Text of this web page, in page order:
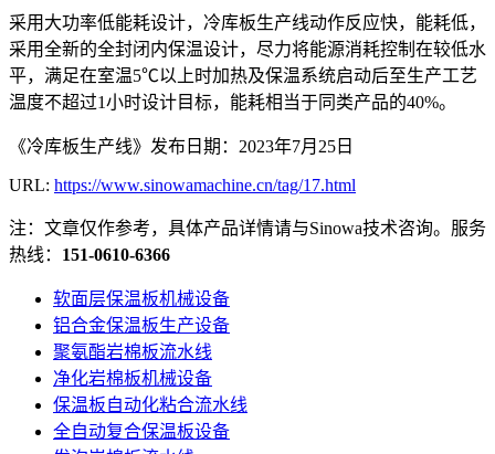
采用大功率低能耗设计，冷库板生产线动作反应快，能耗低，
采用全新的全封闭内保温设计，尽力将能源消耗控制在较低水
平，满足在室温5℃以上时加热及保温系统启动后至生产工艺
温度不超过1小时设计目标，能耗相当于同类产品的40%。
《冷库板生产线》发布日期：2023年7月25日
URL: https://www.sinowamachine.cn/tag/17.html
注：文章仅作参考，具体产品详情请与Sinowa技术咨询。服务
热线： 151-0610-6366
软面层保温板机械设备
铝合金保温板生产设备
聚氨酯岩棉板流水线
净化岩棉板机械设备
保温板自动化粘合流水线
全自动复合保温板设备